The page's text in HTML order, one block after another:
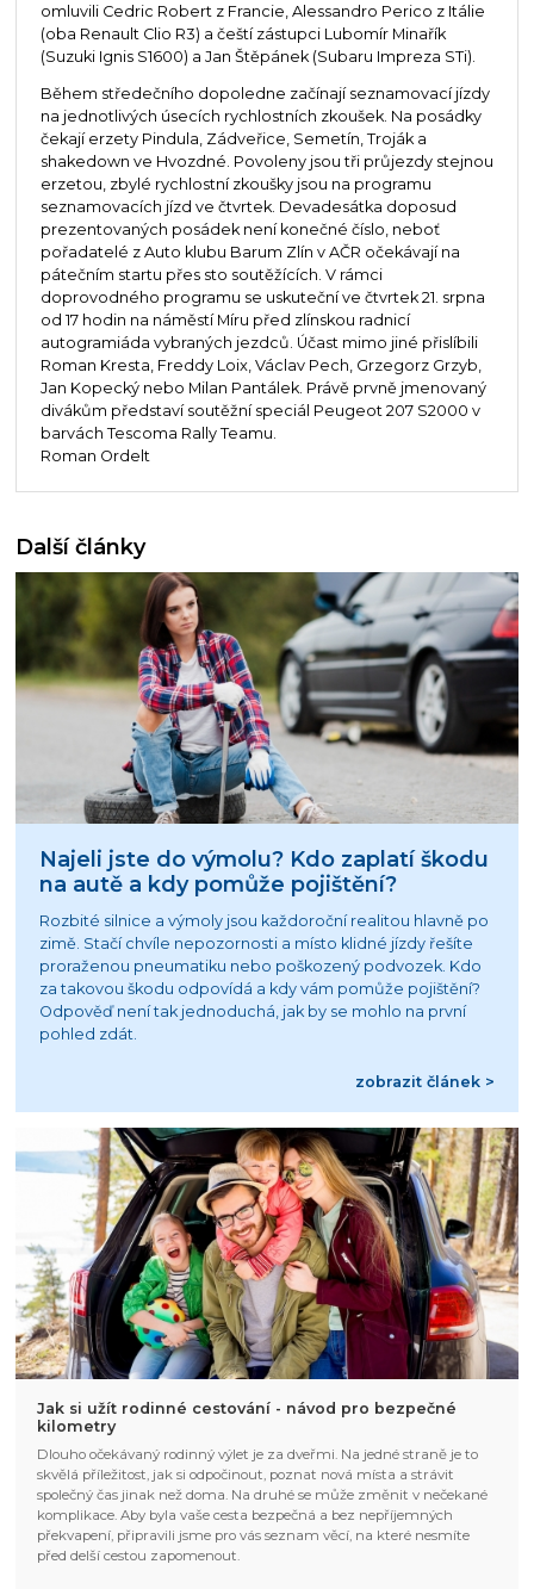
omluvili Cedric Robert z Francie, Alessandro Perico z Itálie
(oba Renault Clio R3) a čeští zástupci Lubomír Minařík
(Suzuki Ignis S1600) a Jan Štěpánek (Subaru Impreza STi).
Během středečního dopoledne začínají seznamovací jízdy
na jednotlivých úsecích rychlostních zkoušek. Na posádky
čekají erzety Pindula, Zádveřice, Semetín, Troják a
shakedown ve Hvozdné. Povoleny jsou tři průjezdy stejnou
erzetou, zbylé rychlostní zkoušky jsou na programu
seznamovacích jízd ve čtvrtek. Devadesátka doposud
prezentovaných posádek není konečné číslo, neboť
pořadatelé z Auto klubu Barum Zlín v AČR očekávají na
pátečním startu přes sto soutěžících. V rámci
doprovodného programu se uskuteční ve čtvrtek 21. srpna
od 17 hodin na náměstí Míru před zlínskou radnicí
autogramiáda vybraných jezdců. Účast mimo jiné přislíbili
Roman Kresta, Freddy Loix, Václav Pech, Grzegorz Grzyb,
Jan Kopecký nebo Milan Pantálek. Právě prvně jmenovaný
divákům představí soutěžní speciál Peugeot 207 S2000 v
barvách Tescoma Rally Teamu.
Roman Ordelt
Další články
Najeli jste do výmolu? Kdo zaplatí škodu
na autě a kdy pomůže pojištění?
Rozbité silnice a výmoly jsou každoroční realitou hlavně po
zimě. Stačí chvíle nepozornosti a místo klidné jízdy řešíte
proraženou pneumatiku nebo poškozený podvozek. Kdo
za takovou škodu odpovídá a kdy vám pomůže pojištění?
Odpověď není tak jednoduchá, jak by se mohlo na první
pohled zdát.
zobrazit článek >
Jak si užít rodinné cestování - návod pro bezpečné
kilometry
Dlouho očekávaný rodinný výlet je za dveřmi. Na jedné straně je to
skvělá příležitost, jak si odpočinout, poznat nová místa a strávit
společný čas jinak než doma. Na druhé se může změnit v nečekané
komplikace. Aby byla vaše cesta bezpečná a bez nepříjemných
překvapení, připravili jsme pro vás seznam věcí, na které nesmíte
před delší cestou zapomenout.